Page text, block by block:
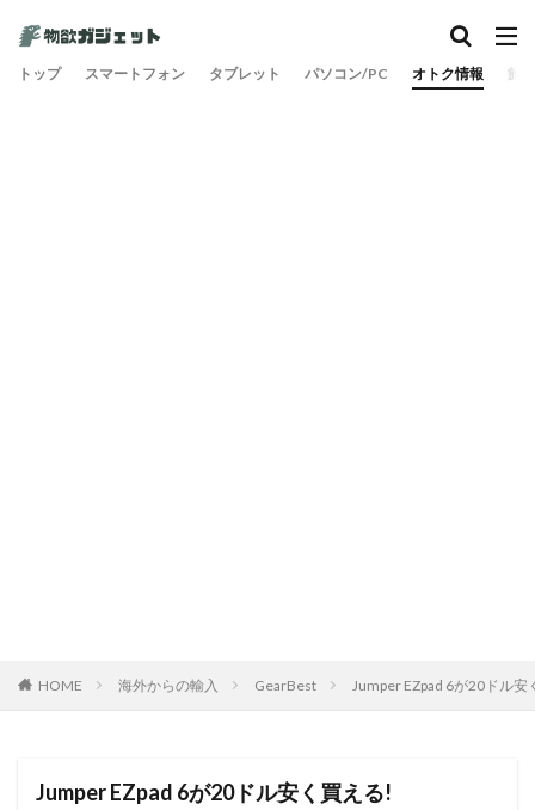
トップ スマートフォン タブレット パソコン/PC オトク情報 旅
HOME 海外からの輸入 GearBest Jumper EZpad 6が20ドル
Jumper EZpad 6が20ドル安く買える!
カテゴリー